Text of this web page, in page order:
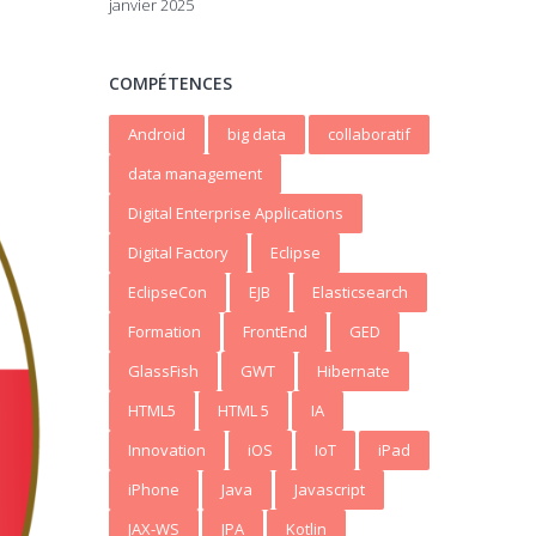
janvier 2025
COMPÉTENCES
Android big data
collaboratif
data management
Digital Enterprise Applications
Digital Factory
Eclipse
EclipseCon
EJB
Elasticsearch
Formation
FrontEnd
GED
GlassFish
GWT
Hibernate
HTML5
HTML 5
IA
Innovation
iOS IoT
iPad
iPhone
Java
Javascript
JAX-WS
JPA
Kotlin